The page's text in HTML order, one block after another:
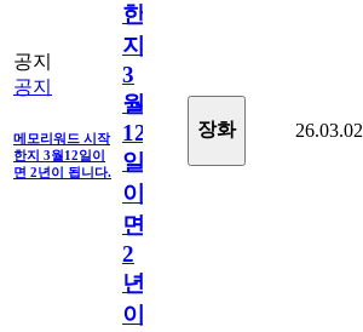
공지
공지
메모리워드 시작
한지 3월12일이
면 2년이 됩니다.
한
지
3
월
12
일
이
면
2
년
이
장화 26.03.02